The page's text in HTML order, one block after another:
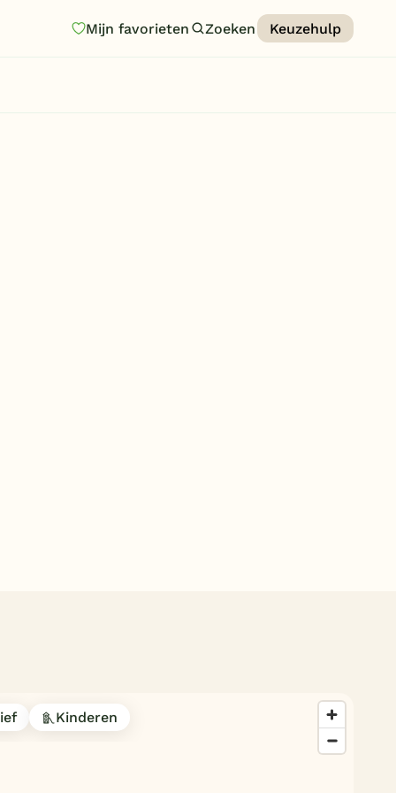
Mijn favorieten Zoeken Keuzehulp
Veluwe
Kinderen